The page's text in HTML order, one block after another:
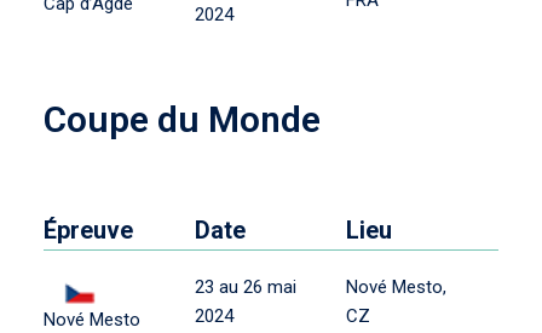
2024
Coupe du Monde
Épreuve Date Lieu
Nové Mesto
23 au 26 mai
2024
Nové Mesto,
CZ